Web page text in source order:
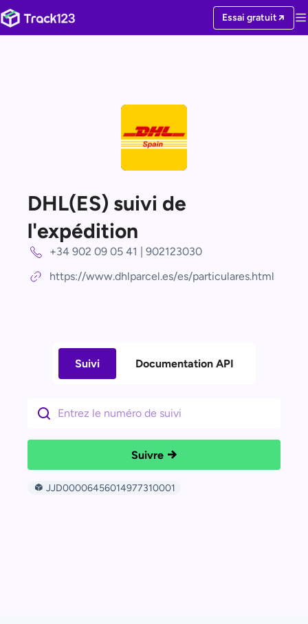
Essai gratuit
DHL(ES) suivi de
l'expédition
+34 902 09 05 41 | 902123030
https://www.dhlparcel.es/es/particulares.html
Suivi Documentation API
Suivre
JJD00006456014977310001